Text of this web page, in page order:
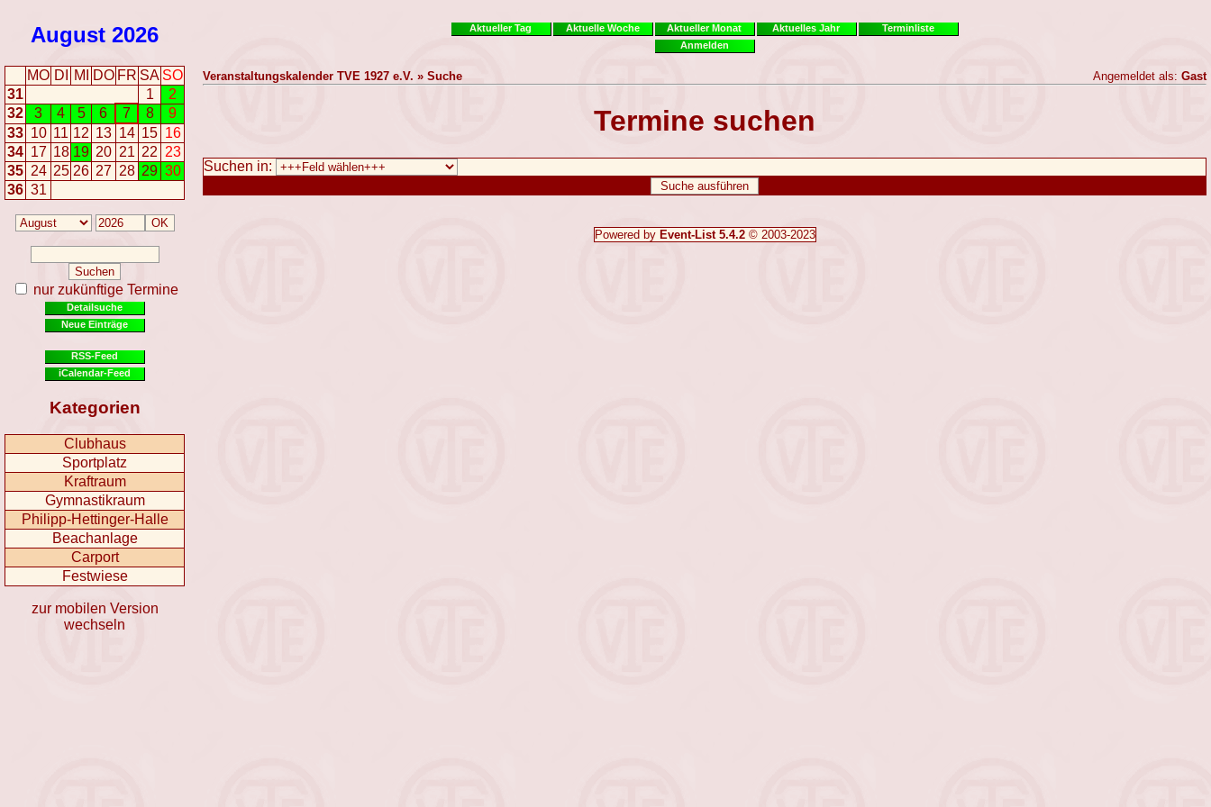
August 2026
MO DI MI DO FR SA SO
31
1
2
32
3 4 5 6 7 8
9
33 10 11 12 13 14 15 16
34 17 18 19 20 21 22 23
35 24 25 26 27 28 29 30
36 31
nur zukünftige Termine
Detailsuche
Neue Einträge
RSS-Feed
iCalendar-Feed
Kategorien
Clubhaus
Sportplatz
Kraftraum
Gymnastikraum
Philipp-Hettinger-Halle
Beachanlage
Carport
Festwiese
zur mobilen Version
wechseln
Aktueller Tag Aktuelle Woche Aktueller Monat Aktuelles Jahr
Terminliste
Anmelden
Veranstaltungskalender TVE 1927 e.V. » Suche Angemeldet als: Gast
Termine suchen
Suchen in:
Powered by Event-List 5.4.2© 2003-2023